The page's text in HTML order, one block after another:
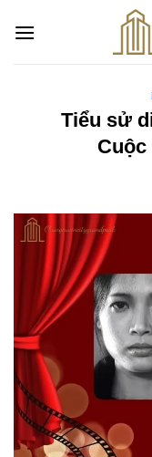
qua
Tiểu sử